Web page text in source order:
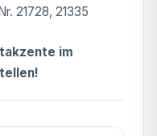
21728, 21335
im